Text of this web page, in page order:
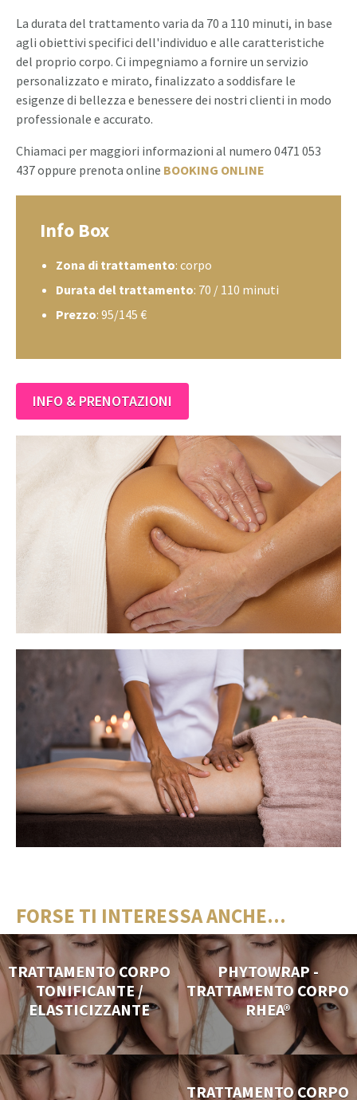
La durata del trattamento varia da 70 a 110 minuti, in base
agli obiettivi specifici dell'individuo e alle caratteristiche
del proprio corpo. Ci impegniamo a fornire un servizio
personalizzato e mirato, finalizzato a soddisfare le
esigenze di bellezza e benessere dei nostri clienti in modo
professionale e accurato.
Chiamaci per maggiori informazioni al numero 0471 053
437 oppure prenota online BOOKING ONLINE
Info Box
Zona di trattamento: corpo
Durata del trattamento: 70 / 110 minuti
Prezzo: 95/145 €
INFO & PRENOTAZIONI
FORSE TI INTERESSA ANCHE...
TRATTAMENTO CORPO
TONIFICANTE /
ELASTICIZZANTE
PHYTOWRAP -
TRATTAMENTO CORPO
RHEA®
TRATTAMENTO CORPO